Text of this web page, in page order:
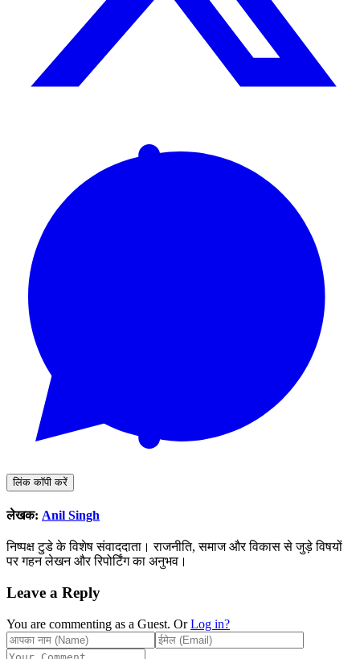
लिंक कॉपी करें
लेखक: Anil Singh
निष्पक्ष टुडे के विशेष संवाददाता। राजनीति, समाज और विकास से जुड़े विषयों
पर गहन लेखन और रिपोर्टिंग का अनुभव।
Leave a Reply
You are commenting as a Guest. Or Log in?